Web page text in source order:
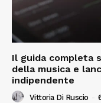
Il guida completa
della musica e
indipendente
Vittoria Di Ruscio -